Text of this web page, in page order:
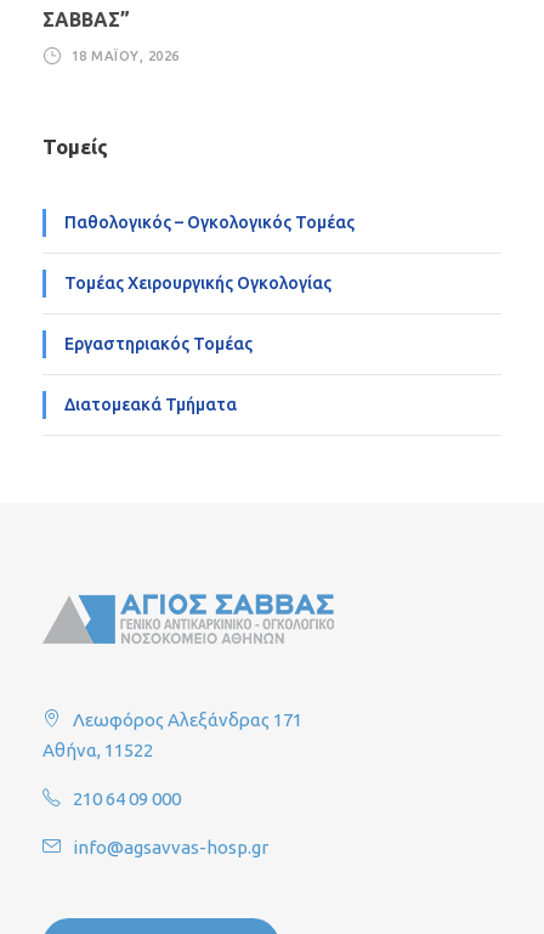
ΣΑΒΒΑΣ”
18 ΜΑΪ́ΟΥ, 2026
Τομείς
Παθολογικός – Ογκολογικός Τομέας
Τομέας Χειρουργικής Ογκολογίας
Εργαστηριακός Τομέας
Διατομεακά Τμήματα
Λεωφόρος Αλεξάνδρας 171
Αθήνα, 11522
210 64 09 000
info@agsavvas-hosp.gr